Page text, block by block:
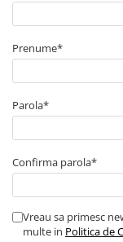
■ Echipamente de
■ Produse
■ Produse
■ Echipamente
■ Scule si
■ Consumabile
Prenume*
Parola*
Confirma parola*
Vreau sa primesc
multe in Politica de